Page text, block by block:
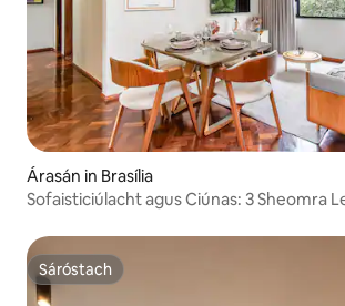
Árasán in Brasília
Sofaisticiúlacht agus Ciúnas: 3 Sheomra
Sáróstach
Sáróstach